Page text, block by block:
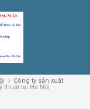
Công ty sản xuất
thuật tại Hà Nội